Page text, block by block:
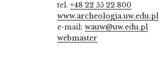
tel. +48 22 55 22 800
www.archeologia.uw.edu.pl
e-mail: wauw@uw.edu.pl
webmaster